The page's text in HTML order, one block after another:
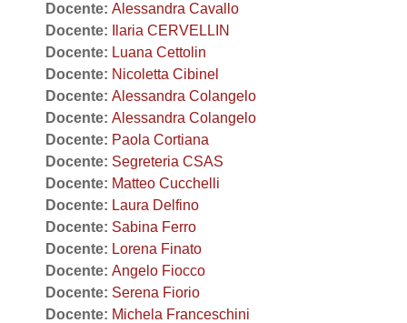
Docente: Alessandra Cavallo
Docente:
Ilaria CERVELLIN
Docente: Luana Cettolin
Docente: Nicoletta Cibinel
Docente: Alessandra Colangelo
Docente: Alessandra Colangelo
Docente: Paola Cortiana
Docente: Segreteria CSAS
Docente: Matteo Cucchelli
Docente: Laura Delfino
Docente: Sabina Ferro
Docente: Lorena Finato
Docente: Angelo Fiocco
Docente: Serena Fiorio
Docente: Michela Franceschini